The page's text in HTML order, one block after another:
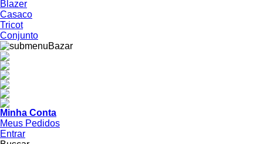
Blazer
Casaco
Tricot
Conjunto
Minha Conta
Meus Pedidos
Entrar